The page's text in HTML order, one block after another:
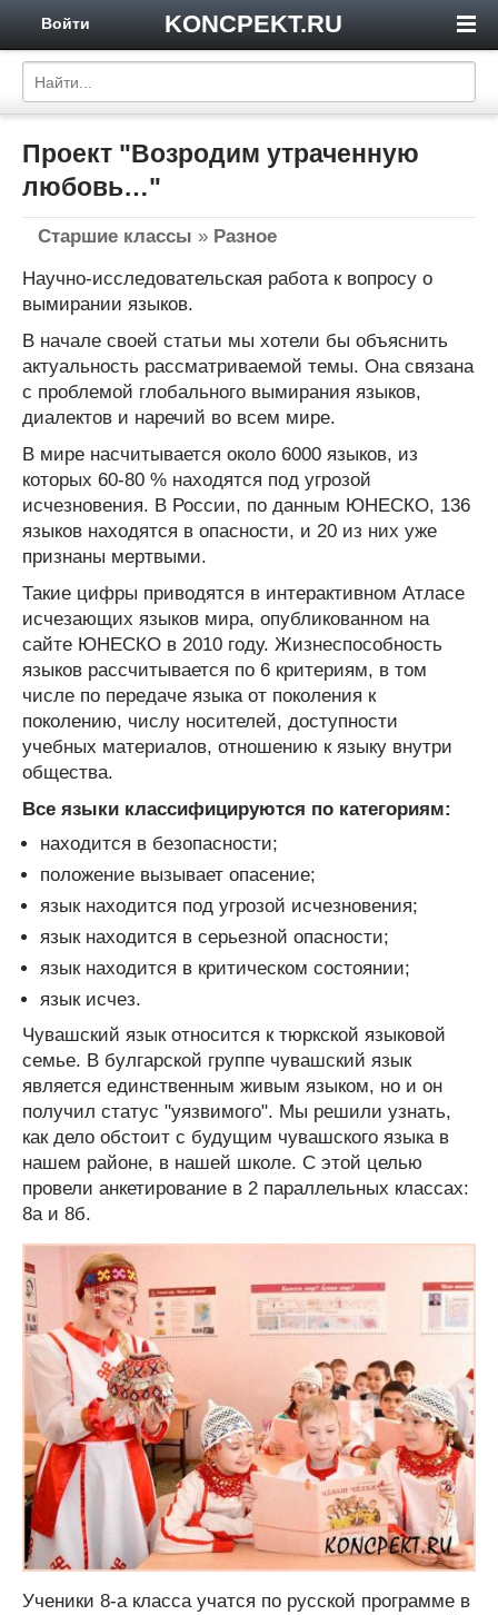
KONCPEKT.RU
Войти
Проект "Возродим утраченную
любовь…"
Старшие классы » Разное
Научно-исследовательская работа к вопросу о
вымирании языков.
В начале своей статьи мы хотели бы объяснить
актуальность рассматриваемой темы. Она связана
с проблемой глобального вымирания языков,
диалектов и наречий во всем мире.
В мире насчитывается около 6000 языков, из
которых 60-80 % находятся под угрозой
исчезновения. В России, по данным ЮНЕСКО, 136
языков находятся в опасности, и 20 из них уже
признаны мертвыми.
Такие цифры приводятся в интерактивном Атласе
исчезающих языков мира, опубликованном на
сайте ЮНЕСКО в 2010 году. Жизнеспособность
языков рассчитывается по 6 критериям, в том
числе по передаче языка от поколения к
поколению, числу носителей, доступности
учебных материалов, отношению к языку внутри
общества.
Все языки классифицируются по категориям:
находится в безопасности;
положение вызывает опасение;
язык находится под угрозой исчезновения;
язык находится в серьезной опасности;
язык находится в критическом состоянии;
язык исчез.
Чувашский язык относится к тюркской языковой
семье. В булгарской группе чувашский язык
является единственным живым языком, но и он
получил статус "уязвимого". Мы решили узнать,
как дело обстоит с будущим чувашского языка в
нашем районе, в нашей школе. С этой целью
провели анкетирование в 2 параллельных классах:
8а и 8б.
Ученики 8-а класса учатся по русской программе в